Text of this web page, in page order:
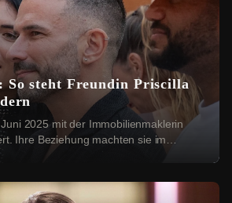
So steht Freundin Priscilla
2025 mit der Immobilienmaklerin
Ihre Beziehung machten sie im